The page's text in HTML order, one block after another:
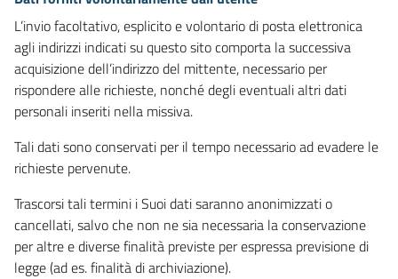
L’invio facoltativo, esplicito e volontario di posta elettronica
agli indirizzi indicati su questo sito comporta la successiva
acquisizione dell’indirizzo del mittente, necessario per
rispondere alle richieste, nonché degli eventuali altri dati
personali inseriti nella missiva.
Tali dati sono conservati per il tempo necessario ad evadere le
richieste pervenute.
Trascorsi tali termini i Suoi dati saranno anonimizzati o
cancellati, salvo che non ne sia necessaria la conservazione
per altre e diverse finalità previste per espressa previsione di
legge (ad es. finalità di archiviazione).